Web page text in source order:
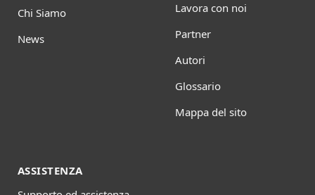
Chi Siamo
News
Lavora con noi
Partner
Autori
Glossario
Mappa del sito
ASSISTENZA